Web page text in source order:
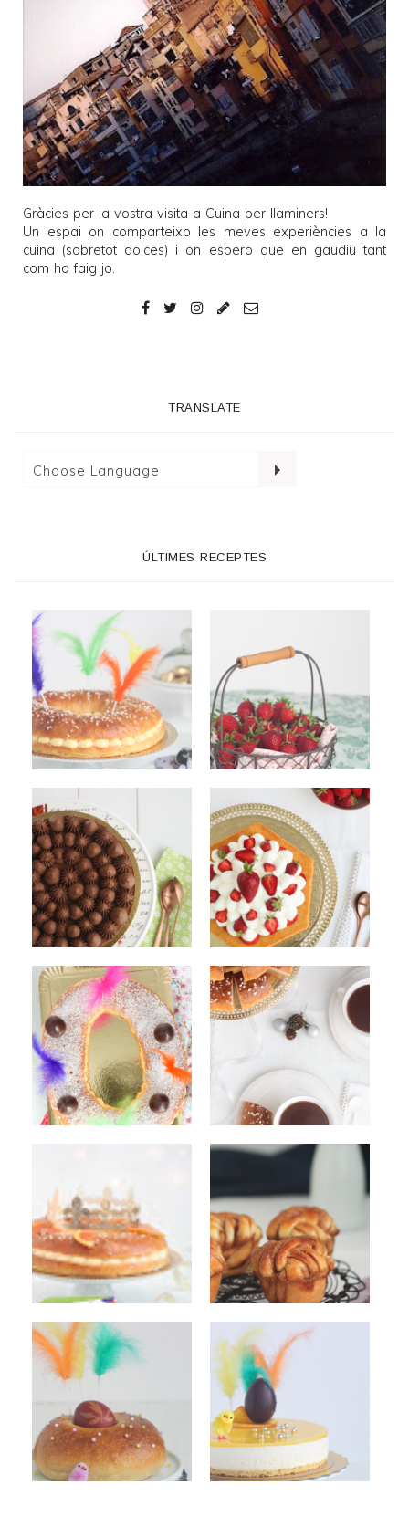
Gràcies per la vostra visita a Cuina per llaminers!
Un espai on comparteixo les meves experiències a la
cuina (sobretot dolces) i on espero que en gaudiu tant
com ho faig jo.
TRANSLATE
ÚLTIMES RECEPTES